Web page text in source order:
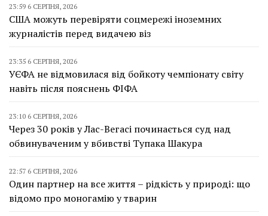
23:59 6 СЕРПНЯ, 2026
США можуть перевіряти соцмережі іноземних
журналістів перед видачею віз
23:35 6 СЕРПНЯ, 2026
УЄФА не відмовилася від бойкоту чемпіонату світу
навіть після пояснень ФІФА
23:10 6 СЕРПНЯ, 2026
Через 30 років у Лас-Вегасі починається суд над
обвинуваченим у вбивстві Тупака Шакура
22:57 6 СЕРПНЯ, 2026
Один партнер на все життя – рідкість у природі: що
відомо про моногамію у тварин